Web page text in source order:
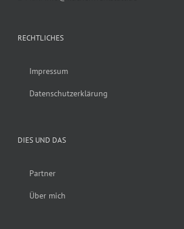
RECHTLICHES
Impressum
Datenschutzerklärung
DIES UND DAS
Partner
Über mich